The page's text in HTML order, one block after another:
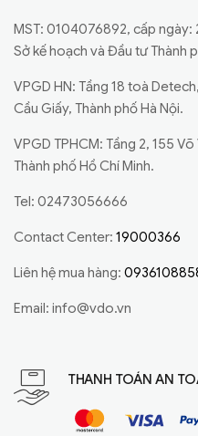
MST: 0104076892, cấp
Sở kế hoạch và Đầu tư Thành
VPGD HN: Tầng 18 toà
Cầu Giấy, Thành phố Hà Nội.
VPGD TPHCM: Tầng 2, 155
Thành phố Hồ Chí Minh.
Tel: 02473056666
Contact Center: 19000366
Liên hệ mua hàng:
Email: info@vdo.vn
THANH TOÁN AN